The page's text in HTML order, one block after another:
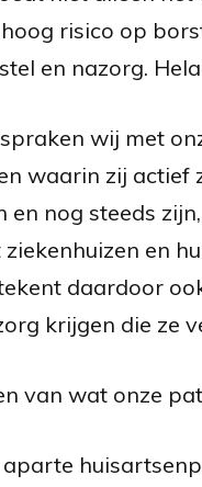
risico op
en nazorg.
wij met
waarin zij
nog steeds
en
daardoor
krijgen die ze
van wat onze
aparte